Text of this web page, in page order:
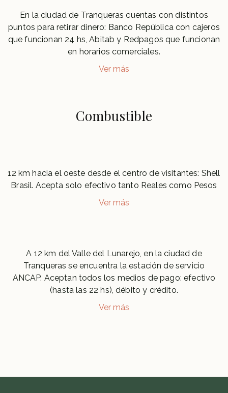
En la ciudad de Tranqueras cuentas con distintos
puntos para retirar dinero: Banco República con cajeros
que funcionan 24 hs, Abitab y Redpagos que funcionan
en horarios comerciales.
Ver más
Combustible
12 km hacia el oeste desde el centro de visitantes: Shell
Brasil. Acepta solo efectivo tanto Reales como Pesos
Ver más
A 12 km del Valle del Lunarejo, en la ciudad de
Tranqueras se encuentra la estación de servicio
ANCAP. Aceptan todos los medios de pago: efectivo
(hasta las 22 hs), débito y crédito.
Ver más